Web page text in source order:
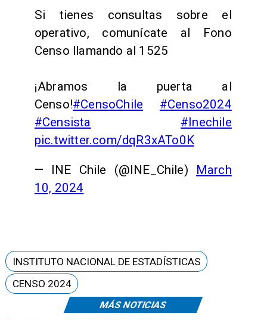
Si tienes consultas sobre el
operativo, comunícate al Fono
Censo llamando al 1525
¡Abramos la puerta al
Censo!#CensoChile
#Censo2024
#Censista
#Inechile
pic.twitter.com/dqR3xATo0K
— INE Chile (@INE_Chile) March
10, 2024
MÁS NOTICIAS
INSTITUTO NACIONAL DE ESTADÍSTICAS
CENSO 2024